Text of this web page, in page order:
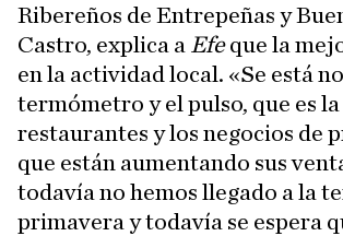
Ribereños de Entrepeñas y
Castro, explica a Efeque la
en la actividad local. «Se está
termómetro y el pulso, que es la
restaurantes y los negocios de
que están aumentando sus
todavía no hemos llegado a la
primavera y todavía se espera